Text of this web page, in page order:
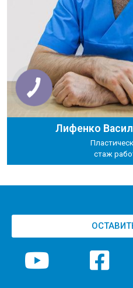
Лифенко
стаж